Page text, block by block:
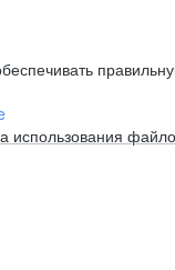
использования